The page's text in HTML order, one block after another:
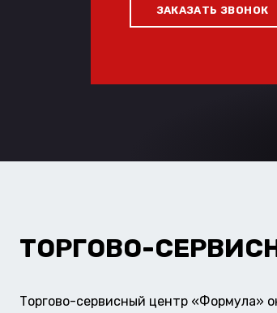
ЗАКАЗАТЬ ЗВОНОК
ТОРГОВО-
Торгово-сервисный центр «Формула»